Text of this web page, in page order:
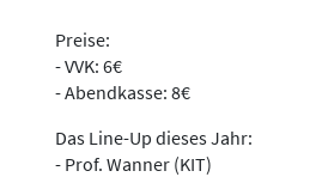
Preise:
- VVK: 6€
- Abendkasse: 8€
Das Line-Up dieses Jahr:
- Prof. Wanner (KIT)